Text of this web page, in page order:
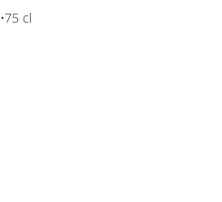
75 cl